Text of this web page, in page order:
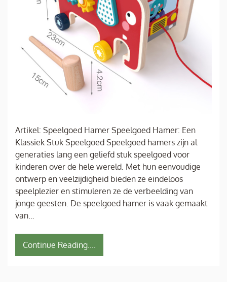
Artikel: Speelgoed Hamer Speelgoed Hamer: Een
Klassiek Stuk Speelgoed Speelgoed hamers zijn al
generaties lang een geliefd stuk speelgoed voor
kinderen over de hele wereld. Met hun eenvoudige
ontwerp en veelzijdigheid bieden ze eindeloos
speelplezier en stimuleren ze de verbeelding van
jonge geesten. De speelgoed hamer is vaak gemaakt
van…
Continue Reading....